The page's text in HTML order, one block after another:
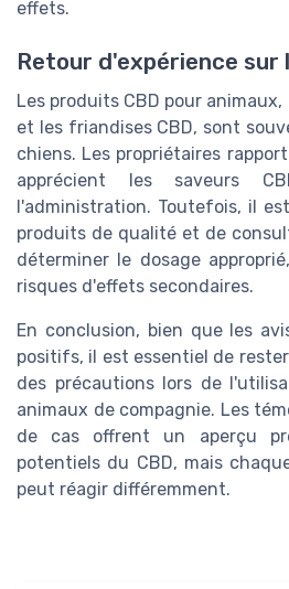
effets.
Retour d'expérience sur
Les produits CBD pour
et les friandises CBD, sont
chiens. Les propriétaires
apprécient les saveurs
l'administration. Toutefois, il
produits de qualité et de
déterminer le dosage
risques d'effets secondaires.
En conclusion, bien que les
positifs, il est essentiel de
des précautions lors de
animaux de compagnie. Les
de cas offrent un aperçu
potentiels du CBD, mais
peut réagir différemment.